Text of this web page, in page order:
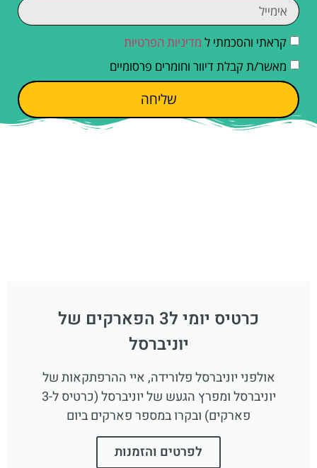
קראתי והסכמתי ל מדיניות הפרטיות
מאשר/ת קבלת דיוור וחומרים פרסומיים
שליחה
כרטיס יומי ל3 הפארקים של
יוניברסל
אולפני יוניברסל פלורידה, איי ההרפתקאות של
יוניברסל ומפרץ הגעש של יוניברסל (כרטיס ל-3
פארקים) ובקרו במספר פארקים ביום
לפרטים והזמנות